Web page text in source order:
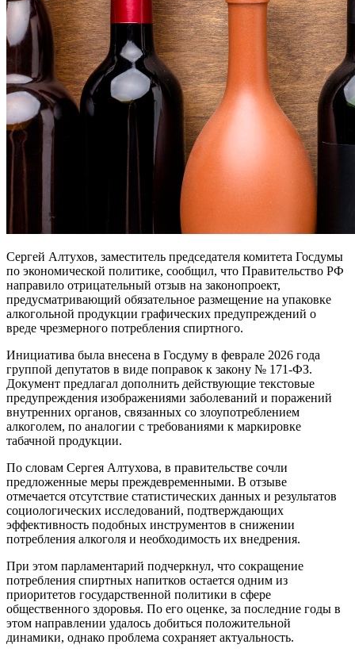
Сергей Алтухов, заместитель председателя комитета Госдумы
по экономической политике, сообщил, что Правительство РФ
направило отрицательный отзыв на законопроект,
предусматривающий обязательное размещение на упаковке
алкогольной продукции графических предупреждений о
вреде чрезмерного потребления спиртного.
Инициатива была внесена в Госдуму в феврале 2026 года
группой депутатов в виде поправок к закону № 171-ФЗ.
Документ предлагал дополнить действующие текстовые
предупреждения изображениями заболеваний и поражений
внутренних органов, связанных со злоупотреблением
алкоголем, по аналогии с требованиями к маркировке
табачной продукции.
По словам Сергея Алтухова, в правительстве сочли
предложенные меры преждевременными. В отзыве
отмечается отсутствие статистических данных и результатов
социологических исследований, подтверждающих
эффективность подобных инструментов в снижении
потребления алкоголя и необходимость их внедрения.
При этом парламентарий подчеркнул, что сокращение
потребления спиртных напитков остается одним из
приоритетов государственной политики в сфере
общественного здоровья. По его оценке, за последние годы в
этом направлении удалось добиться положительной
динамики, однако проблема сохраняет актуальность.